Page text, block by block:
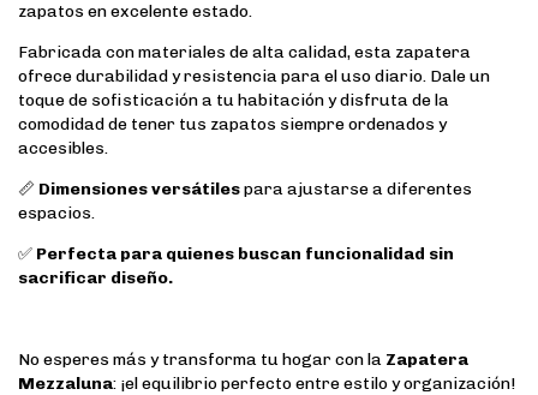
zapatos en excelente estado.
Fabricada con materiales de alta calidad, esta zapatera
ofrece durabilidad y resistencia para el uso diario. Dale un
toque de sofisticación a tu habitación y disfruta de la
comodidad de tener tus zapatos siempre ordenados y
accesibles.
📏 Dimensiones versátilespara ajustarse a diferentes
espacios.
✅ Perfecta para quienes buscan funcionalidad sin
sacrificar diseño.
No esperes más y transforma tu hogar con la Zapatera
Mezzaluna: ¡el equilibrio perfecto entre estilo y organización!